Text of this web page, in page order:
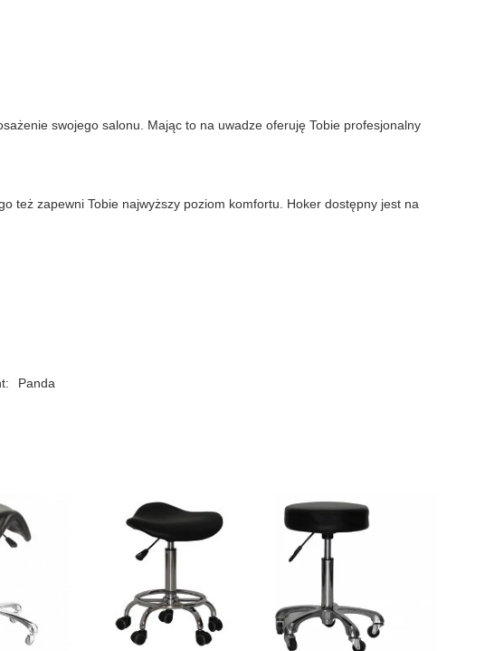
swojego salonu. Mając to na uwadze oferuję Tobie profesjonalny
też zapewni Tobie najwyższy poziom komfortu. Hoker dostępny jest na
Panda